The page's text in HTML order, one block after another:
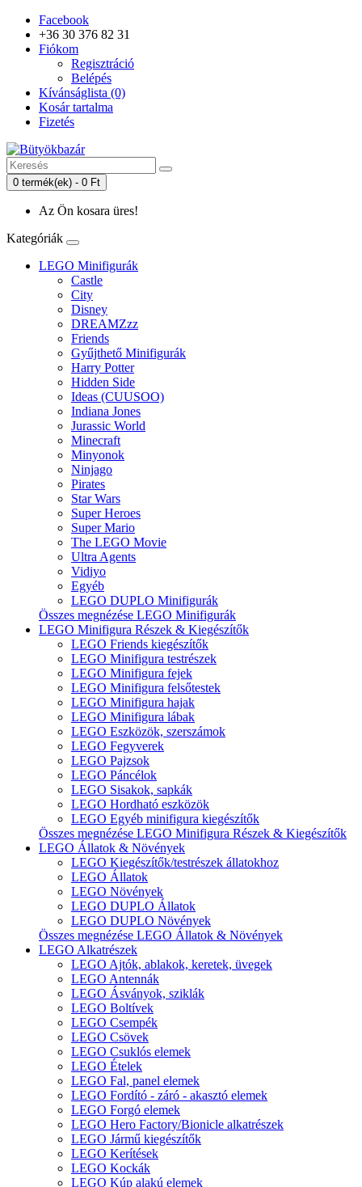
Facebook
+36 30 376 82 31
Fiókom
Regisztráció
Belépés
Kívánságlista (0)
Kosár tartalma
Fizetés
0 termék(ek) - 0 Ft
Az Ön kosara üres!
Kategóriák
LEGO Minifigurák
Castle
City
Disney
DREAMZzz
Friends
Gyűjthető Minifigurák
Harry Potter
Hidden Side
Ideas (CUUSOO)
Indiana Jones
Jurassic World
Minecraft
Minyonok
Ninjago
Pirates
Star Wars
Super Heroes
Super Mario
The LEGO Movie
Ultra Agents
Vidiyo
Egyéb
LEGO DUPLO Minifigurák
Összes megnézése LEGO Minifigurák
LEGO Minifigura Részek & Kiegészítők
LEGO Friends kiegészítők
LEGO Minifigura testrészek
LEGO Minifigura fejek
LEGO Minifigura felsőtestek
LEGO Minifigura hajak
LEGO Minifigura lábak
LEGO Eszközök, szerszámok
LEGO Fegyverek
LEGO Pajzsok
LEGO Páncélok
LEGO Sisakok, sapkák
LEGO Hordható eszközök
LEGO Egyéb minifigura kiegészítők
Összes megnézése LEGO Minifigura Részek & Kiegészítők
LEGO Állatok & Növények
LEGO Kiegészítők/testrészek állatokhoz
LEGO Állatok
LEGO Növények
LEGO DUPLO Állatok
LEGO DUPLO Növények
Összes megnézése LEGO Állatok & Növények
LEGO Alkatrészek
LEGO Ajtók, ablakok, keretek, üvegek
LEGO Antennák
LEGO Ásványok, sziklák
LEGO Boltívek
LEGO Csempék
LEGO Csövek
LEGO Csuklós elemek
LEGO Ételek
LEGO Fal, panel elemek
LEGO Fordító - záró - akasztó elemek
LEGO Forgó elemek
LEGO Hero Factory/Bionicle alkatrészek
LEGO Jármű kiegészítők
LEGO Kerítések
LEGO Kockák
LEGO Kúp alakú elemek